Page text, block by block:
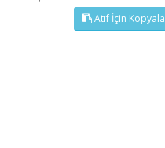
Atıf İçin Kopyala